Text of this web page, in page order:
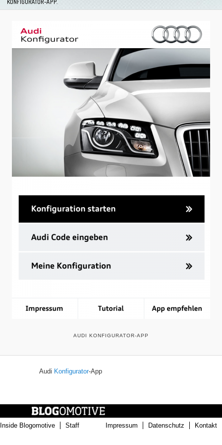
KONFIGURATOR-APP.
AUDI KONFIGURATOR-APP
Audi Konfigurator-App
Inside Blogomotive Staff Impressum Datenschutz Kontakt